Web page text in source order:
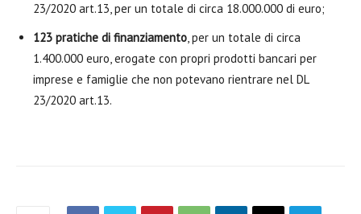
23/2020 art.13, per un totale di circa 18.000.000 di euro;
123 pratiche di finanziamento, per un totale di circa
1.400.000 euro, erogate con propri prodotti bancari per
imprese e famiglie che non potevano rientrare nel DL
23/2020 art.13.